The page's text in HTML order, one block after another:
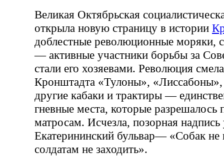
Великая Октябрьская
открыла новую страницу в истории
доблестные революционные моряки,
— активные участники борьбы за
стали его хозяевами. Революция
Кронштадта «Тулоны»,
другие кабаки и трактиры —
гневные места, которые разрешалось
матросам. Исчезла, позорная надпись
Екатерининский бульвар— «Собак не
солдатам не заходить».